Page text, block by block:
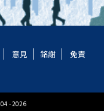
意見 銘謝
免責
- 2026